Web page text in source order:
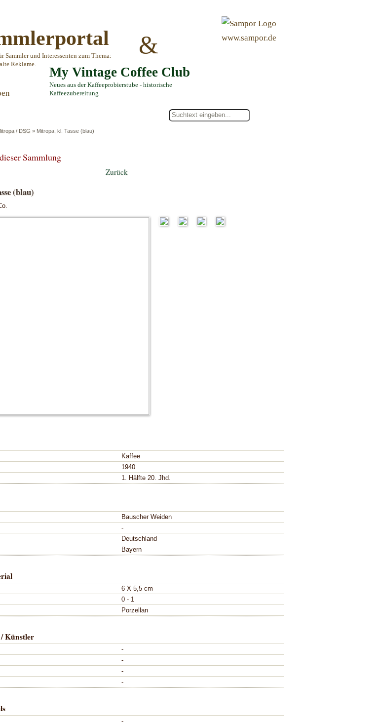
Sammler und Interessenten zum Thema:
Reklame.
&
My Vintage Coffee Club
Neues aus der Kaffeeprobierstube - historische
Kaffeezubereitung
www.sampor.de
/ DSG » Mitropa, kl. Tasse (blau)
Sammlung
Zurück
(blau)
Kaffee
1940
1. Hälfte 20. Jhd.
Bauscher Weiden
-
Deutschland
Bayern
6 X 5,5 cm
0 - 1
Porzellan
Künstler
-
-
-
-
-